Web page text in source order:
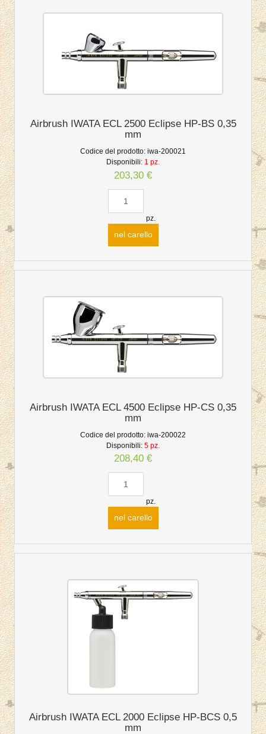
Airbrush IWATA ECL 2500 Eclipse HP-BS 0,35
mm
Codice del prodotto: iwa-200021
Disponibili: 1 pz.
203,30 €
pz.
nel carello
Airbrush IWATA ECL 4500 Eclipse HP-CS 0,35
mm
Codice del prodotto: iwa-200022
Disponibili: 5 pz.
208,40 €
pz.
nel carello
Airbrush IWATA ECL 2000 Eclipse HP-BCS 0,5
mm